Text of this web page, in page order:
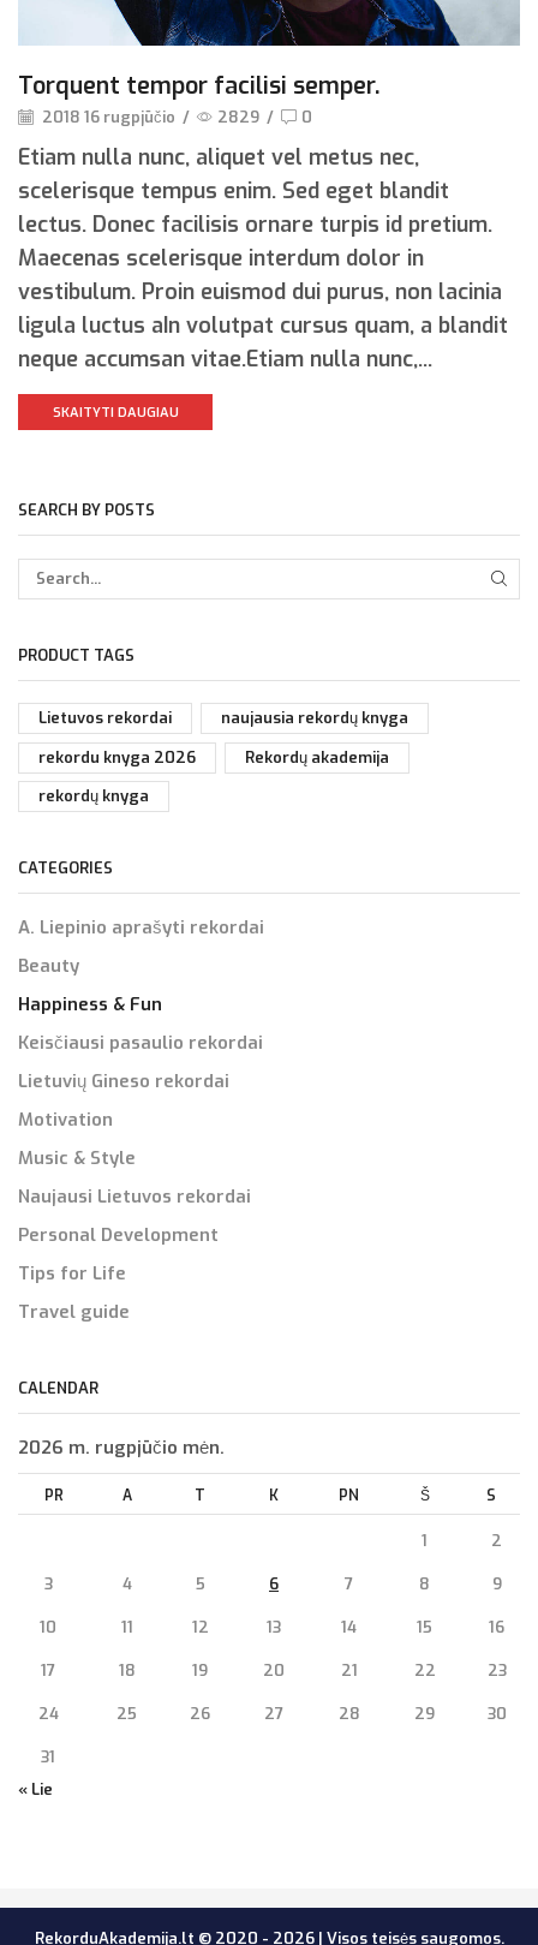
Torquent tempor facilisi semper.
2018 16 rugpjūčio / 2829 / 0
Etiam nulla nunc, aliquet vel metus nec,
scelerisque tempus enim. Sed eget blandit
lectus. Donec facilisis ornare turpis id pretium.
Maecenas scelerisque interdum dolor in
vestibulum. Proin euismod dui purus, non lacinia
ligula luctus aIn volutpat cursus quam, a blandit
neque accumsan vitae.Etiam nulla nunc,...
SKAITYTI DAUGIAU
SEARCH BY POSTS
PRODUCT TAGS
Lietuvos rekordai
naujausia rekordų knyga
rekordu knyga 2026
Rekordų akademija
rekordų knyga
CATEGORIES
A. Liepinio aprašyti rekordai
Beauty
Happiness & Fun
Keisčiausi pasaulio rekordai
Lietuvių Gineso rekordai
Motivation
Music & Style
Naujausi Lietuvos rekordai
Personal Development
Tips for Life
Travel guide
CALENDAR
2026 m. rugpjūčio mėn.
PR A T K PN Š S
1 2
3 4 5 6 7 8 9
10 11 12 13 14 15 16
17 18 19 20 21 22 23
24 25 26 27 28 29 30
31
« Lie
RekorduAkademija.lt © 2020 - 2026 | Visos teisės saugomos.